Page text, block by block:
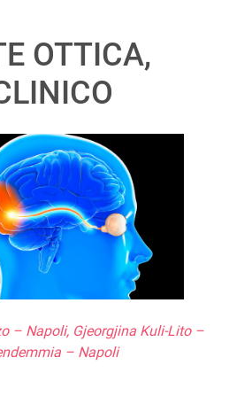
OTTICA,
– Napoli, Gjeorgjina Kuli-Lito –
– Napoli